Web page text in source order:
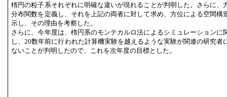
楕円の粒子系それぞれに明確な違いが現れることが判明した。さらに、
分布関数を定義し、それを上記の両者に対して求め、方位による空間構
示し、その理由を考察した。
さらに、今年度は、楕円系のモンテカルロ法によるシミュレーションに
し、20数年前に行われた計算機実験を越えるような実験が関連の研究者
ないことが判明したので、これを次年度の目標とした。